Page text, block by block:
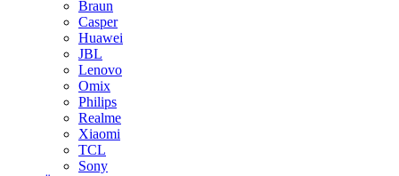
Braun
Casper
Huawei
JBL
Lenovo
Omix
Philips
Realme
Xiaomi
TCL
Sony